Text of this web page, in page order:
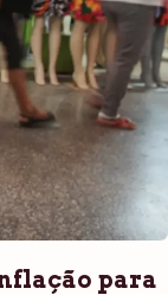
para